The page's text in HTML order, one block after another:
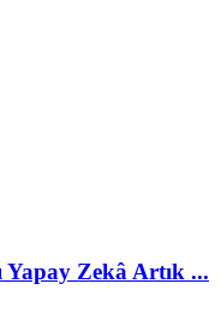
Yapay Zekâ Artık ...